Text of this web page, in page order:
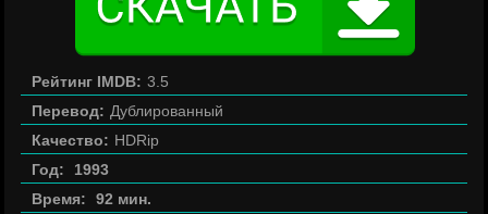
Рейтинг IMDB: 3.5
Перевод: Дублированный
Качество: HDRip
Год:
1993
Время:
92 мин.